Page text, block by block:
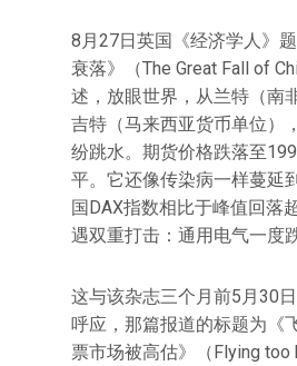
8月27日英国《经济学人》
衰落》（The Great Fall of
述，放眼世界，从兰特（南
吉特（马来西亚货币单位）
纷跳水。期货价格跌落至
平。它还像传染病一样蔓延
国DAX指数相比于峰值回落
遇双重打击：通用电气一度
这与该杂志三个月前5月30
呼应，那篇报道的标题为《
票市场被高估》（Flying too